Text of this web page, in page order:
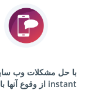
با حل مشکلات وب
از وقوع آنها با هشدار instant